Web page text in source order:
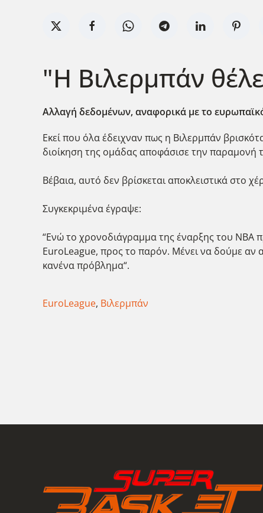
"Η Βιλερμπάν
Αλλαγή δεδομένων, αναφορικά με το
Εκεί που όλα έδειχναν πως η Βιλερμπάν
διοίκηση της ομάδας αποφάσισε την παραμονή
Βέβαια, αυτό δεν βρίσκεται αποκλειστικά στο
Συγκεκριμένα έγραψε:
“Ενώ το χρονοδιάγραμμα της έναρξης του NBA
EuroLeague, προς το παρόν. Μένει να δούμε αν
κανένα πρόβλημα“.
EuroLeague, Βιλερμπάν